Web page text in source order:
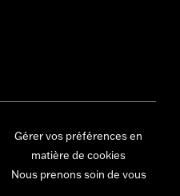
Gérer vos préférences en
matière de cookies
Nous prenons soin de vous